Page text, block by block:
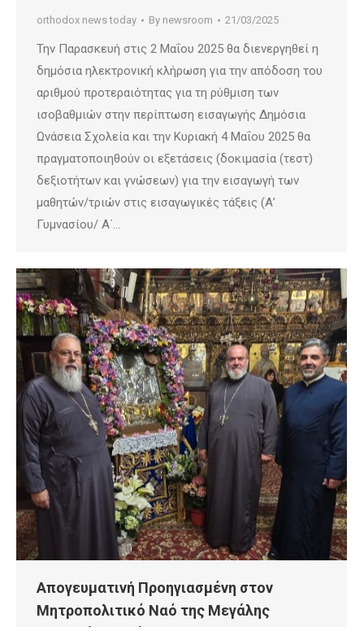
orthodox news today By newsroom 21/03/2025
Την Παρασκευή στις 2 Μαΐου 2025 θα διενεργηθεί η
δημόσια ηλεκτρονική κλήρωση για την απόδοση του
αριθμού προτεραιότητας για τη ρύθμιση των
ισοβαθμιών στην περίπτωση εισαγωγής Δημόσια
Ωνάσεια Σχολεία και την Κυριακή 4 Μαΐου 2025 θα
πραγματοποιηθούν οι εξετάσεις (δοκιμασία (τεστ)
δεξιοτήτων και γνώσεων) για την εισαγωγή των
μαθητών/τριών στις εισαγωγικές τάξεις (Α’
Γυμνασίου/ Α΄…
Απογευματινή Προηγιασμένη στον
Μητροπολιτικό Ναό της Μεγάλης